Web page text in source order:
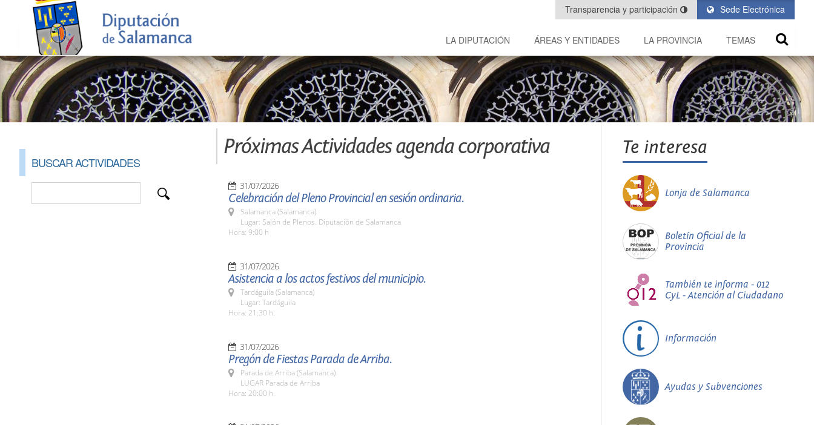
Sede Electrónica
Transparencia y participación
LA DIPUTACIÓN ÁREAS Y ENTIDADES LA PROVINCIA TEMAS
BUSCAR ACTIVIDADES
Próximas Actividades agenda corporativa
31/07/2026
Celebración del Pleno Provincial en sesión ordinaria.
Salamanca (Salamanca)
Lugar: Salón de Plenos. Diputación de Salamanca
Hora: 9:00 h
31/07/2026
Asistencia a los actos festivos del municipio.
Tardáguila (Salamanca)
Lugar: Tardáguila
Hora: 21:30 h.
31/07/2026
Pregón de Fiestas Parada de Arriba.
Parada de Arriba (Salamanca)
LUGAR Parada de Arriba
Hora: 20:00 h.
Te interesa
Lonja de Salamanca
Boletín Oficial de la
Provincia
También te informa - 012
CyL - Atención al Ciudadano
Información
Ayudas y Subvenciones